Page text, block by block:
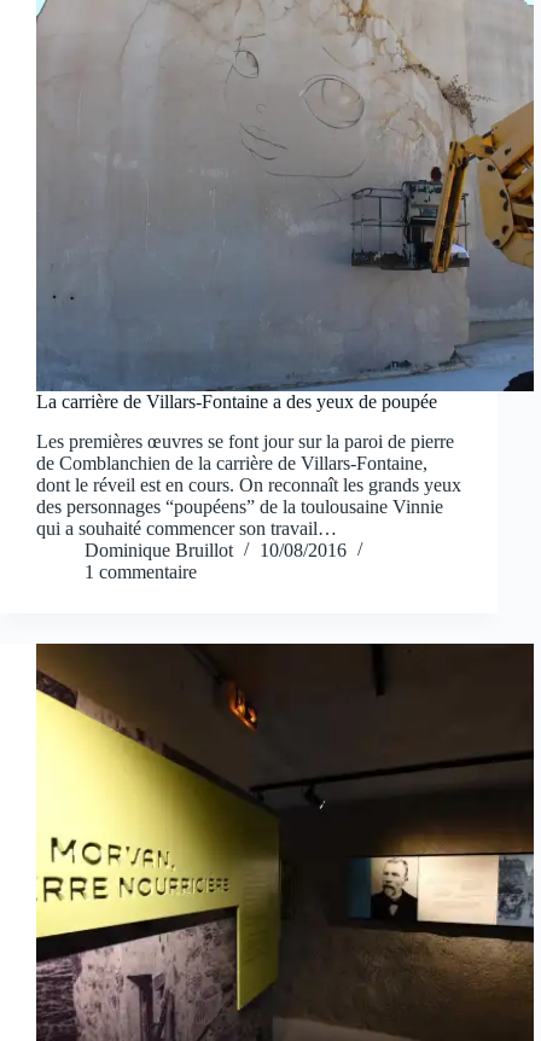
La carrière de Villars-Fontaine a des yeux de poupée
Les premières œuvres se font jour sur la paroi de pierre
de Comblanchien de la carrière de Villars-Fontaine,
dont le réveil est en cours. On reconnaît les grands yeux
des personnages “poupéens” de la toulousaine Vinnie
qui a souhaité commencer son travail…
Dominique Bruillot
10/08/2016
1 commentaire